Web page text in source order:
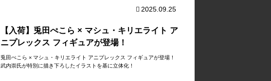
2025.09.25
【入荷】兎田ぺこら × マシュ・キリエライト ア
ニプレックス フィギュアが登場！
兎田ぺこら × マシュ・キリエライト アニプレックス フィギュアが登場！
武内崇氏が特別に描き下ろしたイラストを基に立体化！